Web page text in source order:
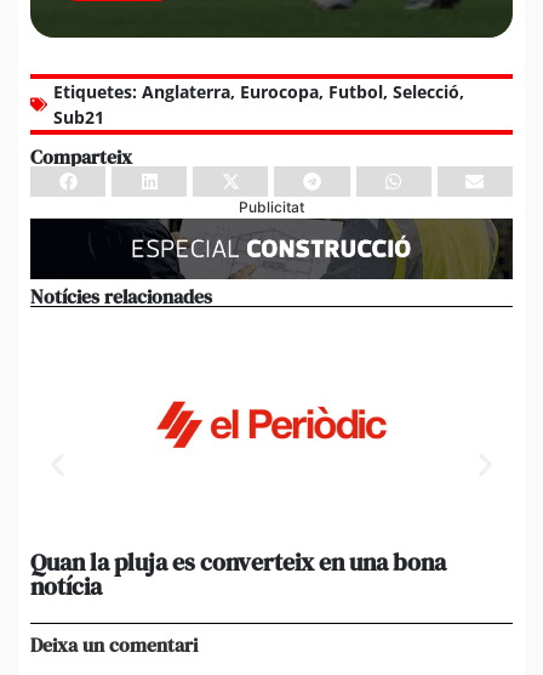
Etiquetes: Anglaterra, Eurocopa, Futbol, Selecció,
Sub21
Comparteix
Publicitat
Notícies relacionades
Quan la pluja es converteix en una bona
notícia
Deixa un comentari